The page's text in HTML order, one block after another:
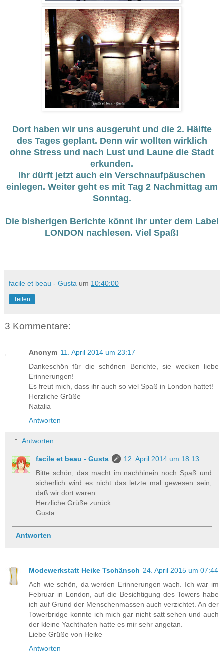
Dort haben wir uns ausgeruht und die 2. Hälfte
des Tages geplant. Denn wir wollten wirklich
ohne Stress und nach Lust und Laune die Stadt
erkunden.
Ihr dürft jetzt auch ein Verschnaufpäuschen
einlegen. Weiter geht es mit Tag 2 Nachmittag am
Sonntag.
Die bisherigen Berichte könnt ihr unter dem Label
LONDON nachlesen. Viel Spaß!
facile et beau - Gusta um 10:40:00
Teilen
3 Kommentare:
Anonym 11. April 2014 um 23:17
Dankeschön für die schönen Berichte, sie wecken liebe
Erinnerungen!
Es freut mich, dass ihr auch so viel Spaß in London hattet!
Herzliche Grüße
Natalia
Antworten
Antworten
facile et beau - Gusta
12. April 2014 um 18:13
Bitte schön, das macht im nachhinein noch Spaß und
sicherlich wird es nicht das letzte mal gewesen sein,
daß wir dort waren.
Herzliche Grüße zurück
Gusta
Antworten
Modewerkstatt Heike Tschänsch 24. April 2015 um 07:44
Ach wie schön, da werden Erinnerungen wach. Ich war im
Februar in London, auf die Besichtigung des Towers habe
ich auf Grund der Menschenmassen auch verzichtet. An der
Towerbridge konnte ich mich gar nicht satt sehen und auch
der kleine Yachthafen hatte es mir sehr angetan.
Liebe Grüße von Heike
Antworten